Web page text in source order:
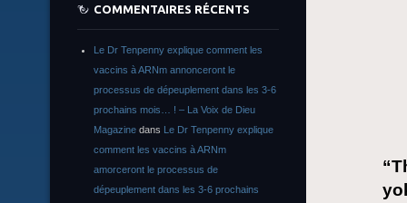
COMMENTAIRES RÉCENTS
Le Dr Tenpenny explique comment les
vaccins à ARNm annonceront le
processus de dépeuplement dans les 3-6
prochains mois… ! – La Voix de Dieu
Magazine dans Le Dr Tenpenny explique
comment les vaccins à ARNm
amorceront le processus de
dépeuplement dans les 3-6 prochains